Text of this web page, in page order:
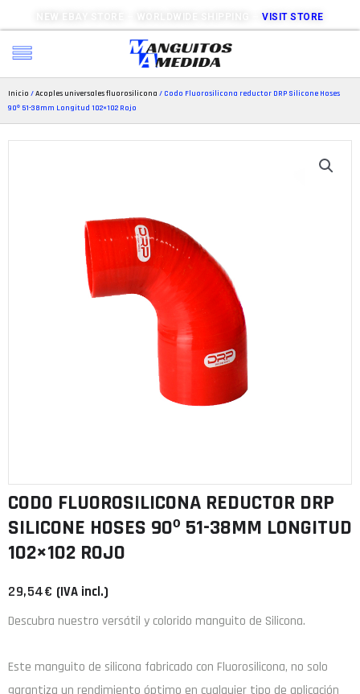
NEW EBAY STORE – WORLDWIDE SHIPPING –VISIT STORE
Inicio /Acoples universales fluorosilicona / Codo Fluorosilicona reductor DRP Silicone Hoses
90º 51-38mm Longitud 102×102 Rojo
CODO FLUOROSILICONA REDUCTOR DRP
SILICONE HOSES 90º 51-38MM LONGITUD
102×102 ROJO
29,54€ (IVA incl.)
Descubra nuestro versátil y colorido manguito de Silicona.
Este manguito de silicona fabricado con Fluorosilicona, no solo